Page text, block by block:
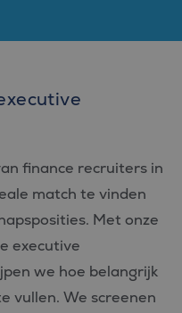
finance recruiters in
match te vinden
Met onze
executive
we hoe belangrijk
vullen. We screenen